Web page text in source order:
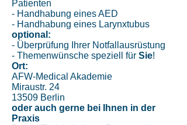
Patienten
- Handhabung eines AED
- Handhabung eines Larynxtubus
optional:
- Überprüfung Ihrer Notfallausrüstung
- Themenwünsche speziell für Sie!
Ort:
AFW-Medical Akademie
Miraustr. 24
13509 Berlin
oder auch gerne bei Ihnen in der
Praxis